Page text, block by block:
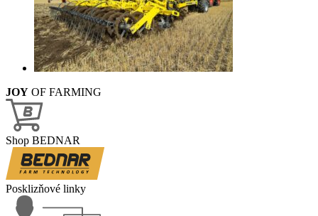
JOY OF FARMING
Shop BEDNAR
Posklizňové linky